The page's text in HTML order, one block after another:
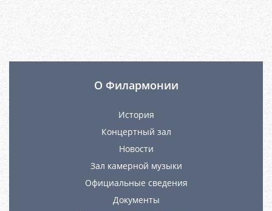
О Филармонии
История
Концертный зал
Новости
Зал камерной музыки
Официальные сведения
Документы